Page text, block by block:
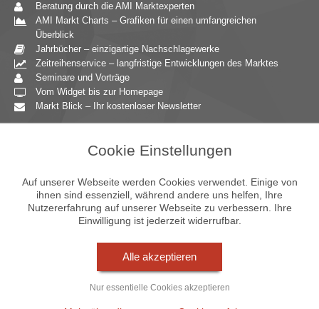
Beratung durch die AMI Marktexperten
AMI Markt Charts – Grafiken für einen umfangreichen
Überblick
Jahrbücher – einzigartige Nachschlagewerke
Zeitreihenservice – langfristige Entwicklungen des Marktes
Seminare und Vorträge
Vom Widget bis zur Homepage
Markt Blick – Ihr kostenloser Newsletter
Unternehmensberatung
Ernährungsgewerbe
Einzelhandel
Bildung & Wissenschaft
Cookie Einstellungen
Auf unserer Webseite werden Cookies verwendet. Einige von
ihnen sind essenziell, während andere uns helfen, Ihre
Nutzererfahrung auf unserer Webseite zu verbessern. Ihre
Einwilligung ist jederzeit widerrufbar.
Alle akzeptieren
Nur essentielle Cookies akzeptieren